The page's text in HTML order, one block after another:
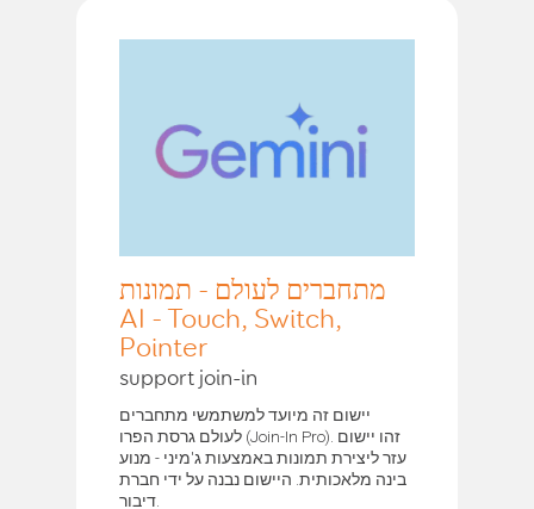
מתחברים לעולם - תמונות
AI - Touch, Switch,
Pointer
support join-in
יישום זה מיועד למשתמשי מתחברים
לעולם גרסת הפרו (Join-In Pro). זהו יישום
עזר ליצירת תמונות באמצעות ג'מיני - מנוע
בינה מלאכותית. היישום נבנה על ידי חברת